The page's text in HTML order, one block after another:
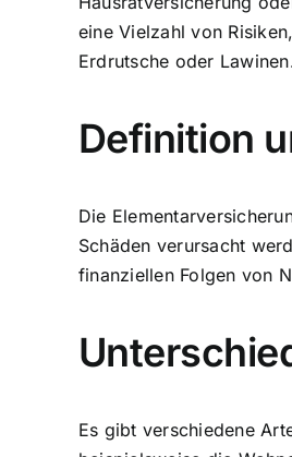
eine Vielzahl von
Erdrutsche oder
Definition
Die
Schäden verursacht
finanziellen Folgen von
Es gibt verschiedene